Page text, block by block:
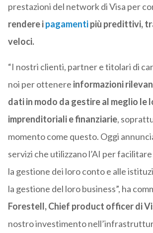
prestazioni del network di Visa per
rendere ipagamentipiù predittivi,
veloci.
“I nostri clienti, partner e titolari di
noi per ottenere informazioni
dati in modo da gestire al meglio
imprenditoriali e finanziarie,
momento come questo. Oggi
servizi che utilizzano l’AI per
la gestione dei loro conto e alle
la gestione del loro business”, ha
Forestell, Chief product officer di
nostro investimento